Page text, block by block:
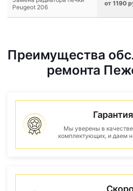
Peugeot 206
от 1190
Преимущества
ремонта
Мы уверены в
комплектующих, и даем